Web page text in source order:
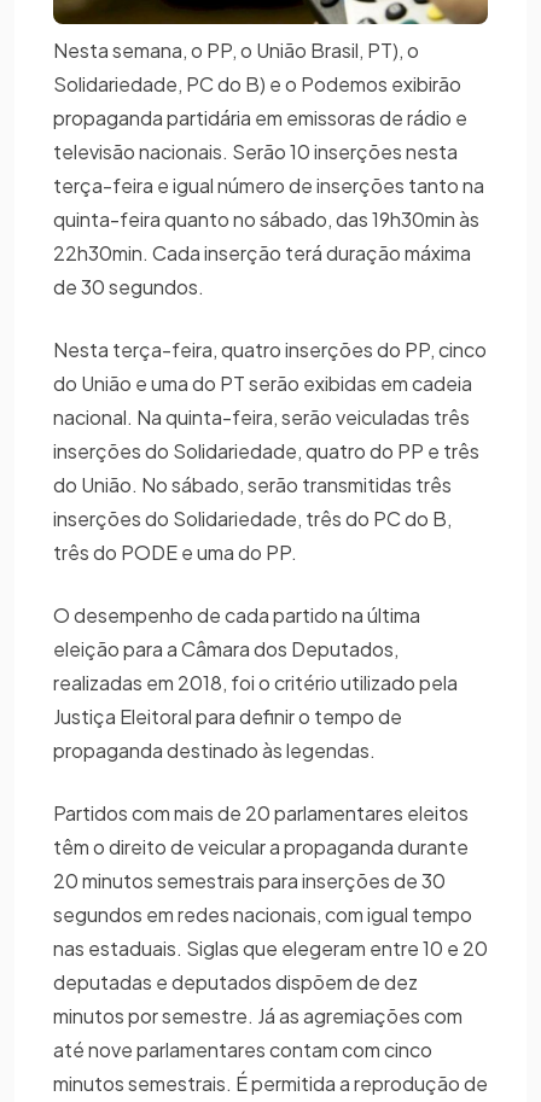
Nesta semana, o PP, o União Brasil, PT), o
Solidariedade, PC do B) e o Podemos exibirão
propaganda partidária em emissoras de rádio e
televisão nacionais. Serão 10 inserções nesta
terça-feira e igual número de inserções tanto na
quinta-feira quanto no sábado, das 19h30min às
22h30min. Cada inserção terá duração máxima
de 30 segundos.
Nesta terça-feira, quatro inserções do PP, cinco
do União e uma do PT serão exibidas em cadeia
nacional. Na quinta-feira, serão veiculadas três
inserções do Solidariedade, quatro do PP e três
do União. No sábado, serão transmitidas três
inserções do Solidariedade, três do PC do B,
três do PODE e uma do PP.
O desempenho de cada partido na última
eleição para a Câmara dos Deputados,
realizadas em 2018, foi o critério utilizado pela
Justiça Eleitoral para definir o tempo de
propaganda destinado às legendas.
Partidos com mais de 20 parlamentares eleitos
têm o direito de veicular a propaganda durante
20 minutos semestrais para inserções de 30
segundos em redes nacionais, com igual tempo
nas estaduais. Siglas que elegeram entre 10 e 20
deputadas e deputados dispõem de dez
minutos por semestre. Já as agremiações com
até nove parlamentares contam com cinco
minutos semestrais. É permitida a reprodução de